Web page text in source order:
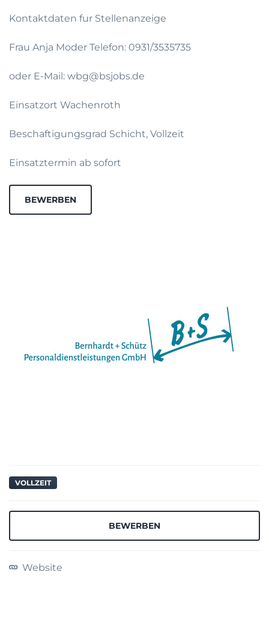
Kontaktdaten fur Stellenanzeige
Frau Anja Moder Telefon: 0931/3535735
oder E-Mail: wbg@bsjobs.de
Einsatzort Wachenroth
Beschaftigungsgrad Schicht, Vollzeit
Einsatztermin ab sofort
BEWERBEN
VOLLZEIT
BEWERBEN
Website